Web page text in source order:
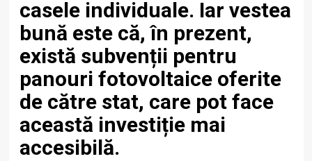
casele individuale. Iar vestea
bună este că, în prezent,
există subvenții pentru
panouri fotovoltaiceoferite
de către stat, care pot face
această investiție mai
accesibilă.